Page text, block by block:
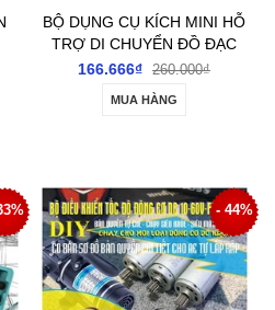
BỘ DỤNG CỤ KÍCH MINI HỖ
TRỢ DI CHUYỂN ĐỒ ĐẠC
NẶNG
166.666₫ 260.000₫
MUA HÀNG
- 44%